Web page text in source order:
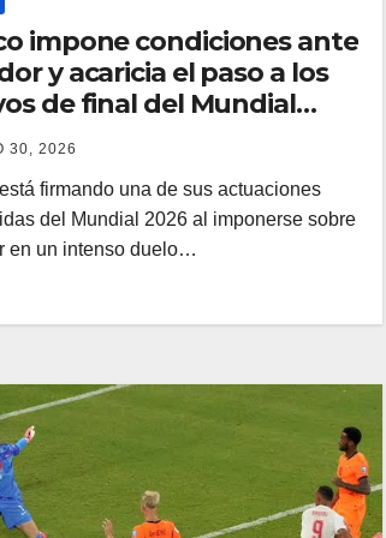
impone condiciones ante
y acaricia el paso a los
de final del Mundial
30, 2026
firmando una de sus actuaciones
del Mundial 2026 al imponerse sobre
en un intenso duelo…